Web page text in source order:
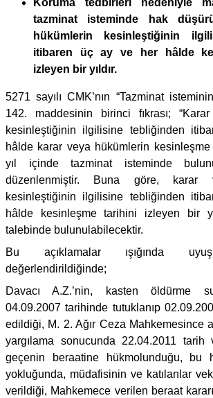
Koruma tedbirleri nedeniyle
tazminat isteminde hak
hükümlerin kesinleştiğinin
itibaren üç ay ve her hâlde
izleyen bir yıldır.
5271 sayılı CMK’nın “Tazminat
142. maddesinin birinci fıkrası;
kesinleştiğinin ilgilisine tebliğinden
hâlde karar veya hükümlerin
yıl içinde tazminat isteminde
düzenlenmiştir. Buna göre, karar
kesinleştiğinin ilgilisine tebliğinden
hâlde kesinleşme tarihini izleyen bir
talebinde bulunulabilecektir.
Bu açıklamalar ışığında
değerlendirildiğinde;
Davacı A.Z.’nin, kasten öldürme
04.09.2007 tarihinde tutuklanıp
edildiği, M. 2. Ağır Ceza Mahkemesince
yargılama sonucunda 22.04.2011
geçenin beraatine hükmolunduğu, bu
yokluğunda, müdafisinin ve katılanlar
verildiği, Mahkemece verilen beraat